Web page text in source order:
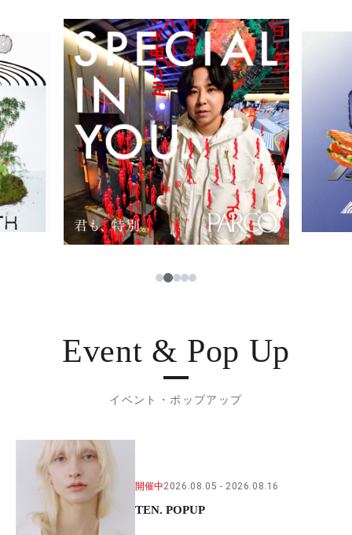
ニュース
レストラン・カフェ
TAX FREE
PARCOメンバーズ
한국어
ภาษาไทย
1234
Event & Pop Up
イベント・ポップアップ
開催中2026.08.05 2026.08.16
TEN. POPUP